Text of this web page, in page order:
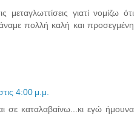
γιατί νομίζω ότι
πολλή καλή και προσεγμένη
4:00 μ.μ.
σε καταλαβαίνω...κι εγώ ήμουνα